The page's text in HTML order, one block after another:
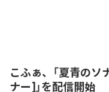
こふぁ、「夏青の
ナー]」を配信開始